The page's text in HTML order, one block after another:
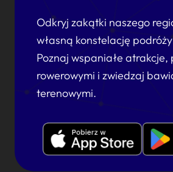
Odkryj zakątki naszego
własną konstelację
Poznaj wspaniałe atrakcje,
rowerowymi i zwiedzaj
terenowymi.